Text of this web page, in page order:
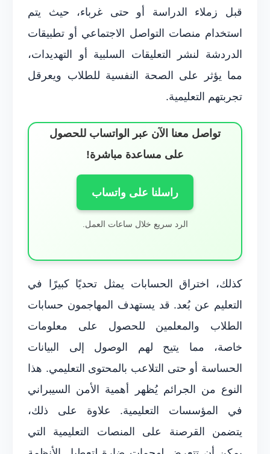
قبل زملاء الدراسة أو حتى غرباء، حيث يتم
استخدام منصات التواصل الاجتماعي أو تطبيقات
الدردشة لنشر التعليقات السلبية أو التهديدات،
مما يؤثر على الصحة النفسية للطلاب ويعرقل
تجربتهم التعليمية.
تواصل معنا الآن عبر الواتساب للحصول
على مساعدة مباشرة!
راسلنا على واتساب
الرد سريع خلال ساعات العمل.
كذلك، اختراق الحسابات يمثل تحديًا كبيرًا في
التعليم عن بُعد. قد يستهدف المهاجمون حسابات
الطلاب والمعلمين للحصول على معلومات
خاصة، مما يتيح لهم الوصول إلى البيانات
الحساسة أو حتى التلاعب بالمحتوى التعليمي. هذا
النوع من الجرائم يُظهر أهمية الأمن السيبراني
في المؤسسات التعليمية. علاوة على ذلك،
يتضمن القرصنة على المنصات التعليمية التي